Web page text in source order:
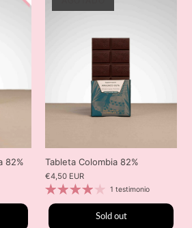
82% Tableta Colombia 82%
€4,50 EUR
1 testimonio
Sold out